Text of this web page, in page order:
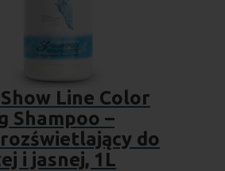
Line Color
Shampoo –
do
i jasnej, 1L